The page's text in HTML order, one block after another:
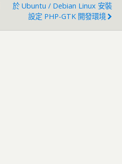
於 Ubuntu / Debian Linux 安裝
設定 PHP-GTK 開發環境